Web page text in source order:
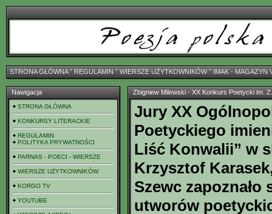
STRONA GŁÓWNAˇ REGULAMIN ˇ WIERSZE UŻYTKOWNIKÓWˇ IMAK - MAGAZYN
Nawigacja
STRONA GŁÓWNA
KONKURSY LITERACKIE
REGULAMIN
POLITYKA PRYWATNOŚCI
PARNAS - POECI - WIERSZE
WIERSZE UŻYTKOWNIKÓW
KORGO TV
YOUTUBE
Zbigniew Milewski - XX Konkurs Poetycki im.
Jury XX
Poetyckiego
Liść Konwalii” w
Krzysztof
Szewc zapoznało
utworów